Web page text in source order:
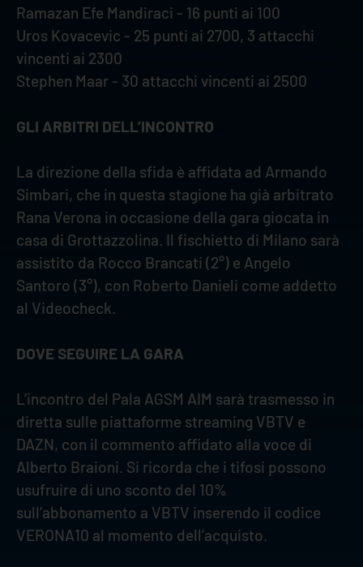
Ramazan Efe Mandiraci - 16 punti ai 100
Uros Kovacevic - 25 punti ai 2700, 3 attacchi
vincenti ai 2300
Stephen Maar - 30 attacchi vincenti ai 2500
GLI ARBITRI DELL’INCONTRO
La direzione della sfida è affidata ad Armando
Simbari, che in questa stagione ha già arbitrato
Rana Verona in occasione della gara giocata in
casa di Grottazzolina. Il fischietto di Milano sarà
assistito da Rocco Brancati (2°) e Angelo
Santoro (3°), con Roberto Danieli come addetto
al Videocheck.
DOVE SEGUIRE LA GARA
L’incontro del Pala AGSM AIM sarà trasmesso in
diretta sulle piattaforme streaming VBTV e
DAZN, con il commento affidato alla voce di
Alberto Braioni. Si ricorda che i tifosi possono
usufruire di uno sconto del 10%
sull’abbonamento a VBTV inserendo il codice
VERONA10 al momento dell’acquisto.